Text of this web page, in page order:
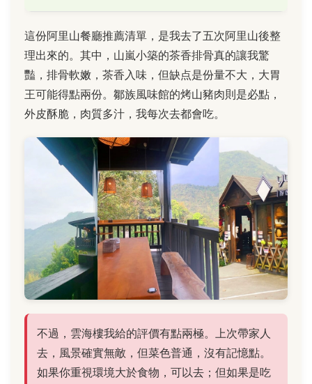
這份阿里山餐廳推薦清單，是我去了五次阿里山後整
理出來的。其中，山嵐小築的茶香排骨真的讓我驚
豔，排骨軟嫩，茶香入味，但缺点是份量不大，大胃
王可能得點兩份。鄒族風味館的烤山豬肉則是必點，
外皮酥脆，肉質多汁，我每次去都會吃。
不過，雲海樓我給的評價有點兩極。上次帶家人
去，風景確實無敵，但菜色普通，沒有記憶點。
如果你重視環境大於食物，可以去；但如果是吃